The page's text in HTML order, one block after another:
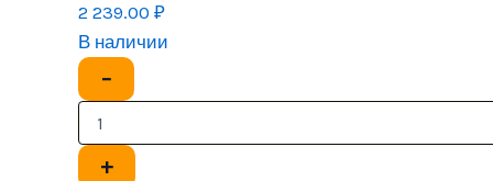
2 239.00 ₽
В наличии
−
+